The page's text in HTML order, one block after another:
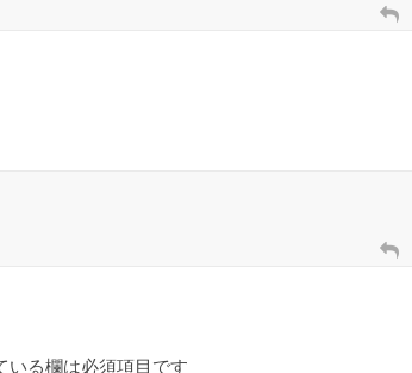
いる欄は必須項目です